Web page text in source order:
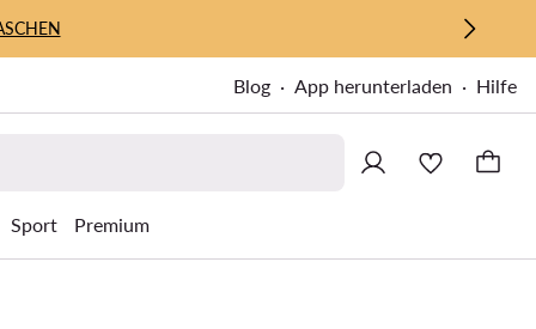
Blog App herunterladen Hilfe
Sport Premium